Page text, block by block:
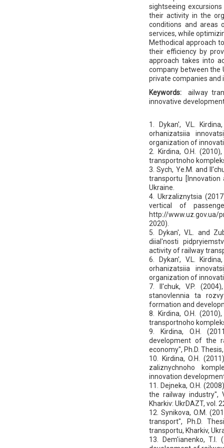
sightseeing
their activity in the
conditions and
services, while
Methodical approach
their efficiency by
approach takes into
company between the
private companies and
Keywords:
ailway
innovative
1. Dykan', V.L.
orhanizatsiia
organization of
2. Kirdina, O.H.
transportnoho
3. Sych, Ye.M. and
transportu [Innovation
Ukraine.
4. Ukrzaliznytsia
vertical of
http://
2020).
5. Dykan', V.L. and
diial'nosti
activity of railway
6. Dykan', V.L.
orhanizatsiia
organization of
7. Il'chuk, V.P.
stanovlennia ta
formation and
8. Kirdina, O.H.
transportnoho
9. Kirdina, O.H.
development of the
economy", Ph.D.
10. Kirdina, O.H.
zaliznychnoho
innovation
11. Dejneka, O.H.
the railway industry",
Kharkiv: UkrDAZT, vol.
12. Synikova, O.M.
transport", Ph.D.
transportu, Kharkiv,
13. Dem'ianenko,